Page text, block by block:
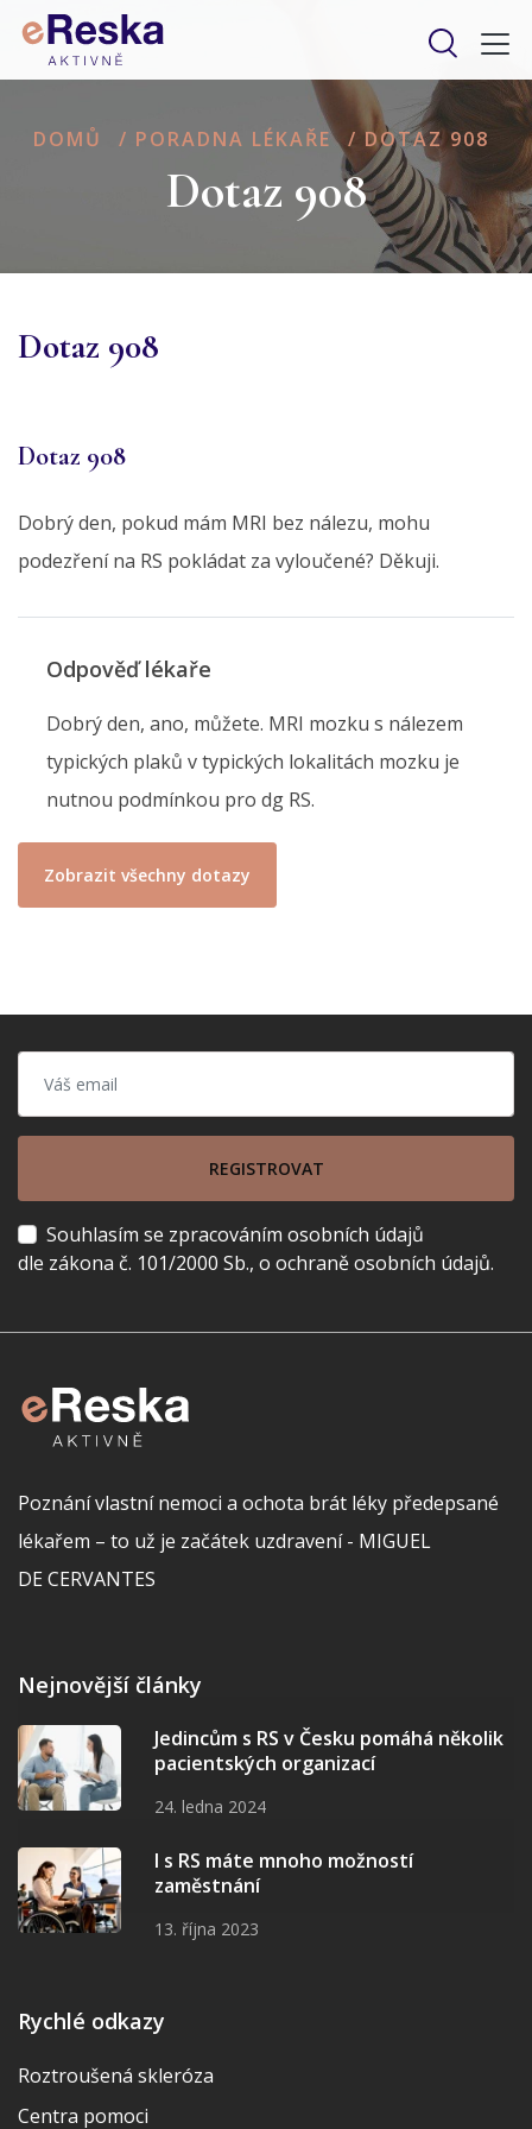
DOMŮ / PORADNA LÉKAŘE / DOTAZ 908
Dotaz 908
Dotaz 908
Dotaz 908
Dobrý den, pokud mám MRI bez nálezu, mohu
podezření na RS pokládat za vyloučené? Děkuji.
Odpověď lékaře
Dobrý den, ano, můžete. MRI mozku s nálezem
typických plaků v typických lokalitách mozku je
nutnou podmínkou pro dg RS.
Zobrazit všechny dotazy
REGISTROVAT
Souhlasím se zpracováním osobních údajů
dle zákona č. 101/2000 Sb., o ochraně osobních údajů.
Poznání vlastní nemoci a ochota brát léky předepsané
lékařem – to už je začátek uzdravení - MIGUEL
DE CERVANTES
Nejnovější články
Jedincům s RS v Česku pomáhá několik
pacientských organizací
24. ledna 2024
I s RS máte mnoho možností
zaměstnání
13. října 2023
Rychlé odkazy
Roztroušená skleróza
Centra pomoci